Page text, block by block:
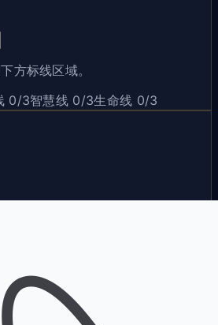
方标线区域。
0/3智慧线 0/3生命线 0/3